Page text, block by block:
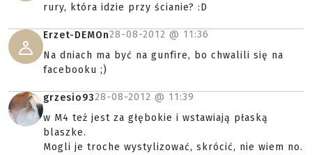
rury, która idzie przy ścianie? :D
Erzet-DEMOn28-08-2012 @ 11:36
Na dniach ma być na gunfire, bo chwalili się na
facebooku ;)
grzesio9328-08-2012 @ 11:39
w M4 też jest za głębokie i wstawiają płaską
blaszke.
Mogli je troche wystylizować, skrócić, nie wiem no.